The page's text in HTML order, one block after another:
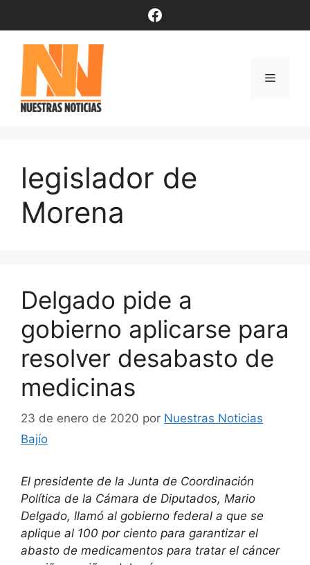
contenido
Facebook
Menú
legislador de
Morena
Delgado pide a
gobierno aplicarse para
resolver desabasto de
medicinas
23 de enero de 2020 por Nuestras Noticias
Bajío
El presidente de la Junta de Coordinación
Política de la Cámara de Diputados, Mario
Delgado, llamó al gobierno federal a que se
aplique al 100 por ciento para garantizar el
abasto de medicamentos para tratar el cáncer